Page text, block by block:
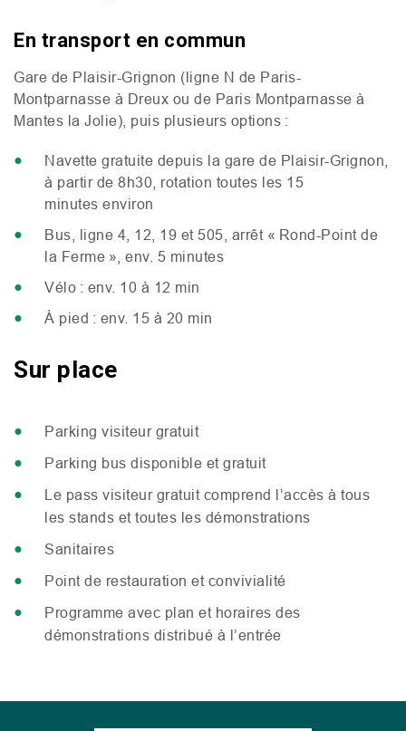
En transport en commun
Gare de Plaisir-Grignon (ligne N de Paris-
Montparnasse à Dreux ou de Paris Montparnasse à
Mantes la Jolie), puis plusieurs options :
Navette gratuite depuis la gare de Plaisir-Grignon,
à partir de 8h30, rotation toutes les 15
minutes environ
Bus, ligne 4, 12, 19 et 505 , arrêt « Rond-Point de
la Ferme », env. 5 minutes
Vélo : env. 10 à 12 min
À pied : env. 15 à 20 min
Sur place
Parking visiteur gratuit
Parking bus disponible et gratuit
Le pass visiteur gratuit comprend l’accès à tous
les stands et toutes les démonstrations
Sanitaires
Point de restauration et convivialité
Programme avec plan et horaires des
démonstrations distribué à l’entrée